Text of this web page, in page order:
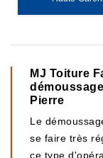
MJ Toiture
Pierre
Le
se faire très
ce type